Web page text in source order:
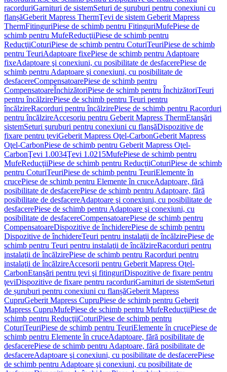
racorduriGarnituri de sistemSeturi de șuruburi pentru conexiuni cu
flanșăGeberit Mapress ThermŢevi de sistem Geberit Mapress
ThermFitinguriPiese de schimb pentru FitinguriMufePiese de
schimb pentru MufeReducţiiPiese de schimb pentru
ReducţiiCoturiPiese de schimb pentru CoturiTeuriPiese de schimb
pentru TeuriAdaptoare fixePiese de schimb pentru Adaptoare
fixeAdaptoare şi conexiuni, cu posibilitate de desfacerePiese de
schimb pentru Adaptoare şi conexiuni, cu posibilitate de
desfacereCompensatoarePiese de schimb pentru
CompensatoareÎnchizătoriPiese de schimb pentru ÎnchizătoriTeuri
pentru încălzirePiese de schimb pentru Teuri pentru
încălzireRacorduri pentru încălzirePiese de schimb pentru Racorduri
pentru încălzireAccesoriu pentru Geberit Mapress ThermEtanşări
sistemSeturi şuruburi pentru conexiuni cu flanşăDispozitive de
fixare pentru ţeviGeberit Mapress Oţel-CarbonGeberit Mapress
Oţel-CarbonPiese de schimb pentru Geberit Mapress Oţel-
CarbonŢevi 1.0034Ţevi 1.0215MufePiese de schimb pentru
MufeReducţiiPiese de schimb pentru ReducţiiCoturiPiese de schimb
pentru CoturiTeuriPiese de schimb pentru TeuriElemente în
crucePiese de schimb pentru Elemente în cruceAdaptoare, fără
posibilitate de desfacerePiese de schimb pentru Adaptoare, fără
posibilitate de desfacereAdaptoare şi conexiuni, cu posibilitate de
desfacerePiese de schimb pentru Adaptoare şi conexiuni, cu
posibilitate de desfacereCompensatoarePiese de schimb pentru
CompensatoareDispozitive de închiderePiese de schimb pentru
Dispozitive de închidereTeuri pentru instalaţii de încălzirePiese de
schimb pentru Teuri pentru instalaţii de încălzireRacorduri pentru
instalaţii de încălzirePiese de schimb pentru Racorduri pentru
instalaţii de încălzireAccesorii pentru Geberit Mapress Oţel-
CarbonEtanşări pentru ţevi şi fitinguriDispozitive de fixare pentru
ţeviDispozitive de fixare pentru racorduriGarnituri de sistemSeturi
de șuruburi pentru conexiuni cu flanșăGeberit Mapress
CupruGeberit Mapress CupruPiese de schimb pentru Geberit
Mapress CupruMufePiese de schimb pentru MufeReducţiiPiese de
schimb pentru ReducţiiCoturiPiese de schimb pentru
CoturiTeuriPiese de schimb pentru TeuriElemente în crucePiese de
schimb pentru Elemente în cruceAdaptoare, fără posibilitate de
desfacerePiese de schimb pentru Adaptoare, fără posibilitate de
desfacereAdaptoare şi conexiuni, cu posibilitate de desfacerePiese
de schimb pentru Adaptoare şi conexiuni, cu posibilitate de